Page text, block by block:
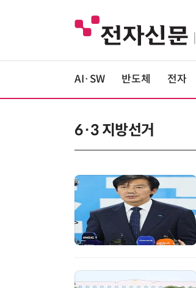
AI·SW 반도체 전자
6·3 지방선거